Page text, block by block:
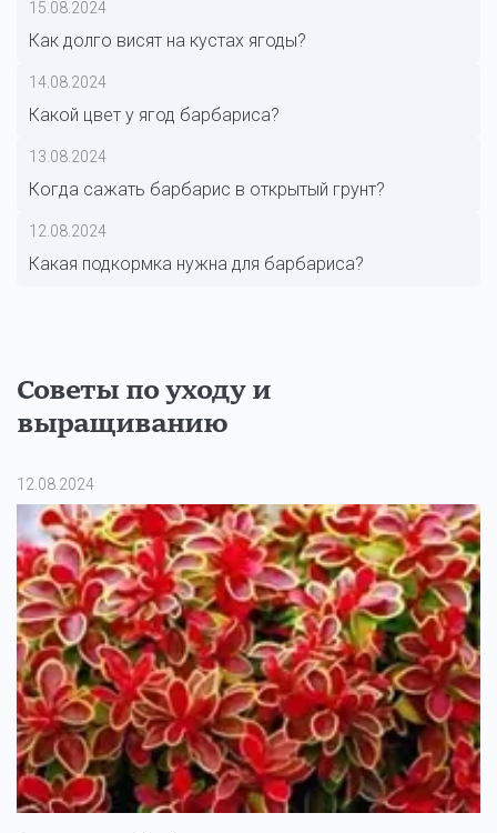
15.08.2024
Как долго висят на кустах ягоды?
14.08.2024
Какой цвет у ягод барбариса?
13.08.2024
Когда сажать барбарис в открытый грунт?
12.08.2024
Какая подкормка нужна для барбариса?
Советы по уходу и
выращиванию
12.08.2024